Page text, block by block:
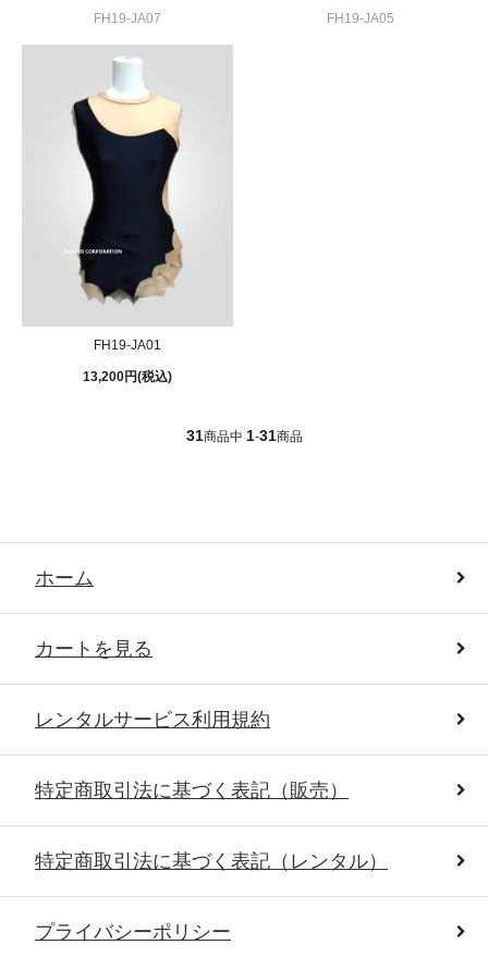
FH19-JA07
FH19-JA05
FH19-JA01
13,200円(税込)
31商品中 1-31商品
ホーム
カートを見る
レンタルサービス利用規約
特定商取引法に基づく表記（販売）
特定商取引法に基づく表記（レンタル）
プライバシーポリシー